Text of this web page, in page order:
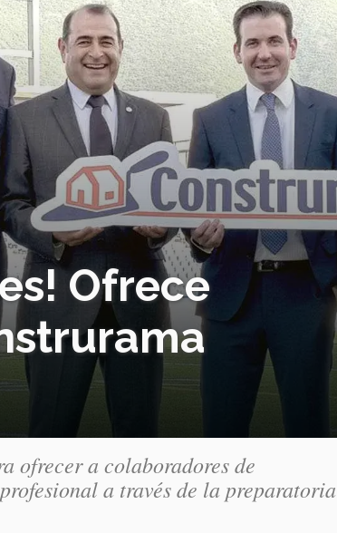
Ofrece
ofrecer a colaboradores de
a través de la preparatoria